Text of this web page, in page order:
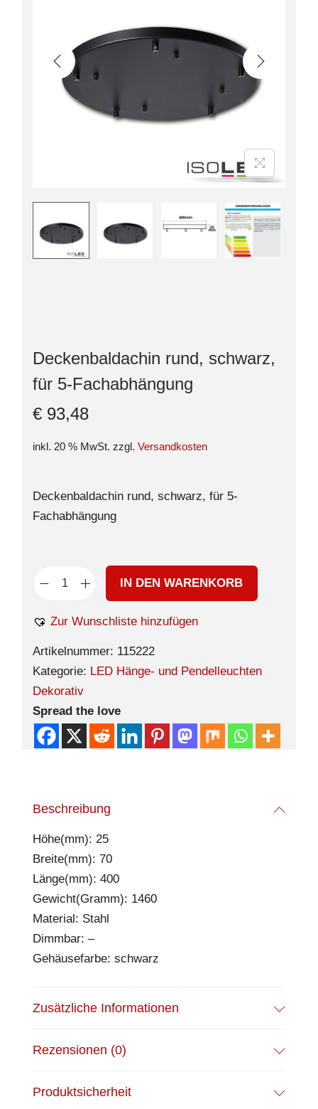
Deckenbaldachin rund, schwarz,
für 5-Fachabhängung
€ 93,48
inkl. 20 % MwSt. zzgl. Versandkosten
Deckenbaldachin rund, schwarz, für 5-
Fachabhängung
IN DEN WARENKORB
Zur Wunschliste hinzufügen
Artikelnummer: 115222
Kategorie: LED Hänge- und Pendelleuchten
Dekorativ
Spread the love
Beschreibung
Höhe(mm): 25
Breite(mm): 70
Länge(mm): 400
Gewicht(Gramm): 1460
Material: Stahl
Dimmbar: –
Gehäusefarbe: schwarz
Zusätzliche Informationen
Rezensionen (0)
Produktsicherheit